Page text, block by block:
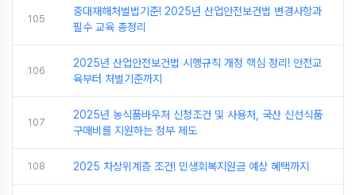
105
중대재해처벌법기준! 2025년 산업안전보건법 변경사항과
필수 교육 총정리
106
2025년 산업안전보건법 시행규칙 개정 핵심 정리! 안전교
육부터 처벌기준까지
107
2025년 농식품바우처 신청조건 및 사용처, 국산 신선식품
구매비를 지원하는 정부 제도
108 2025 차상위계층 조건! 민생회복지원금 예상 혜택까지